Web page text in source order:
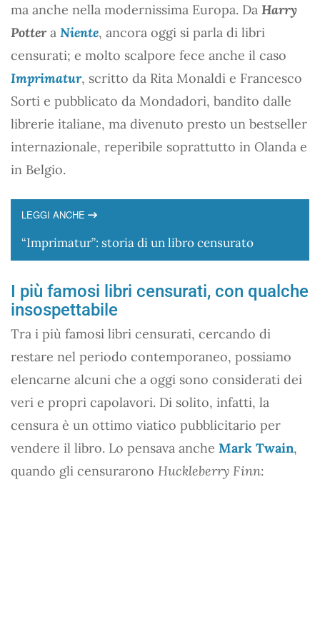
ma anche nella modernissima Europa. Da Harry
Potter a Niente, ancora oggi si parla di libri
censurati; e molto scalpore fece anche il caso
Imprimatur, scritto da Rita Monaldi e Francesco
Sorti e pubblicato da Mondadori, bandito dalle
librerie italiane, ma divenuto presto un bestseller
internazionale, reperibile soprattutto in Olanda e
in Belgio.
LEGGI ANCHE
“Imprimatur”: storia di un libro censurato
I più famosi libri censurati, con qualche
insospettabile
Tra i più famosi libri censurati, cercando di
restare nel periodo contemporaneo, possiamo
elencarne alcuni che a oggi sono considerati dei
veri e propri capolavori. Di solito, infatti, la
censura è un ottimo viatico pubblicitario per
vendere il libro. Lo pensava anche Mark Twain,
quando gli censurarono Huckleberry Finn: